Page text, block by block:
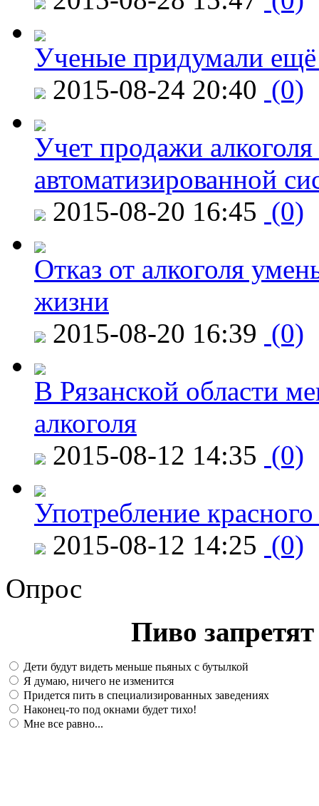
Ученые придумали ещё
2015-08-24 20:40 (0)
Учет продажи
автоматизированной
2015-08-20 16:45 (0)
Отказ от алкоголя
жизни
2015-08-20 16:39 (0)
В Рязанской области
алкоголя
2015-08-12 14:35 (0)
Употребление
2015-08-12 14:25 (0)
Опрос
Пиво
Дети будут видеть меньше пьяных с бутылкой
Я думаю, ничего не изменится
Придется пить в специализированных заведениях
Наконец-то под окнами будет тихо!
Мне все равно...